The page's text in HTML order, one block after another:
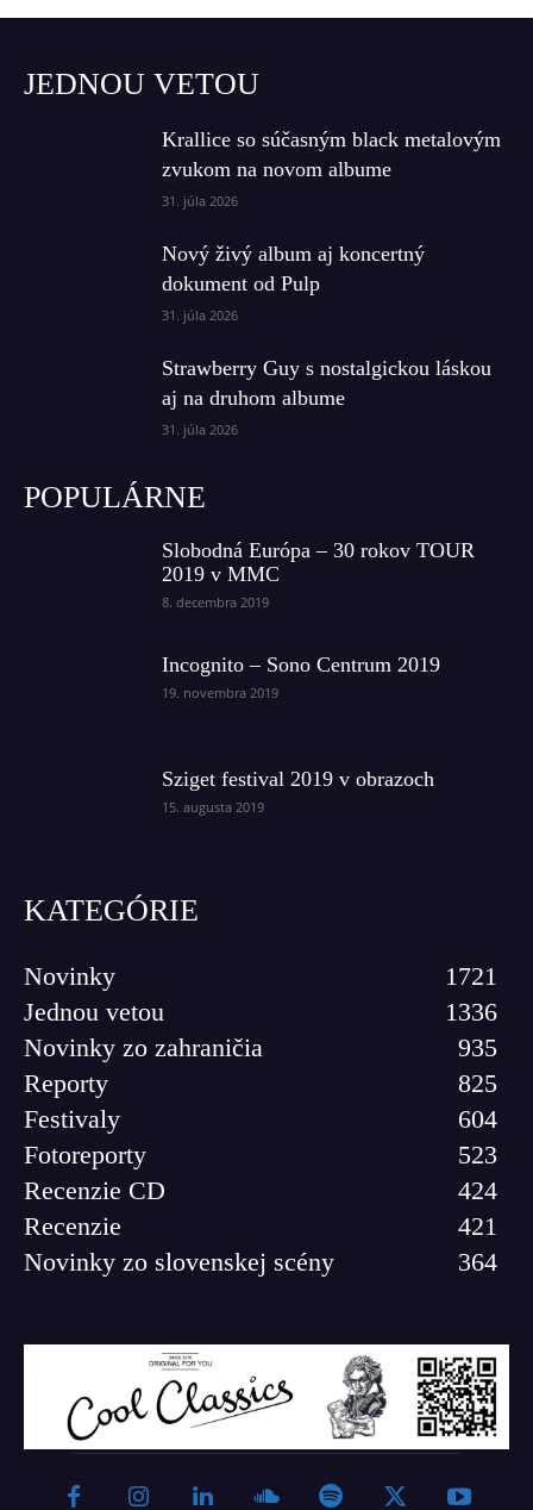
JEDNOU VETOU
Krallice so súčasným black metalovým
zvukom na novom albume
31. júla 2026
Nový živý album aj koncertný
dokument od Pulp
31. júla 2026
Strawberry Guy s nostalgickou láskou
aj na druhom albume
31. júla 2026
POPULÁRNE
Slobodná Európa – 30 rokov TOUR
2019 v MMC
8. decembra 2019
Incognito – Sono Centrum 2019
19. novembra 2019
Sziget festival 2019 v obrazoch
15. augusta 2019
KATEGÓRIE
Novinky
1721
Jednou vetou
1336
Novinky zo zahraničia
935
Reporty
825
Festivaly
604
Fotoreporty
523
Recenzie CD
424
Recenzie
421
Novinky zo slovenskej scény
364